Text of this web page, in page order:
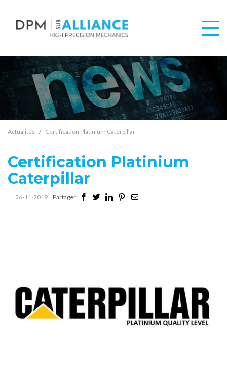
Actualités Certification Platinium Caterpillar
Certification Platinium
Caterpillar
26-11-2019 Partager: